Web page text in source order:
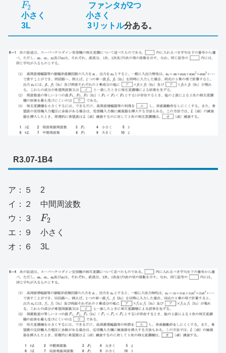
F2
ファンタが2つ
小さく 小さく
3L 3リットル分ある。
R3.07-1B4
ア：５ 2
イ：２ 中間周波数
ウ：３ F2
エ：９ 小さく
オ：６ 3L